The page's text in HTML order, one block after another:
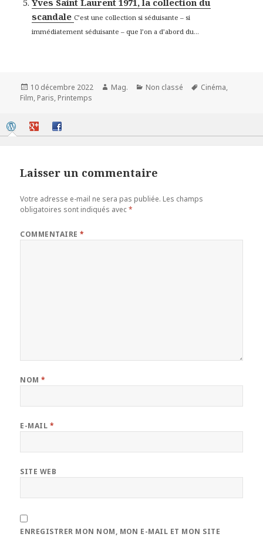
Yves Saint Laurent 1971, la collection du
scandale C’est une collection si séduisante – si
immédiatement séduisante – que l’on a d’abord du...
Publié
le
10 décembre 2022 Auteur
Mag. Catégories
Non classé
Mots-
Cinéma,
Film, Paris, Printemps
Laisser un commentaire
Votre adresse e-mail ne sera pas publiée. Les champs
obligatoires sont indiqués avec*
COMMENTAIRE*
NOM*
E-MAIL *
SITE WEB
ENREGISTRER MON NOM, MON E-MAIL ET MON SITE